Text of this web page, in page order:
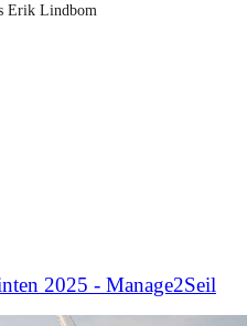
Erik Lindbom
2025 - Manage2Seil